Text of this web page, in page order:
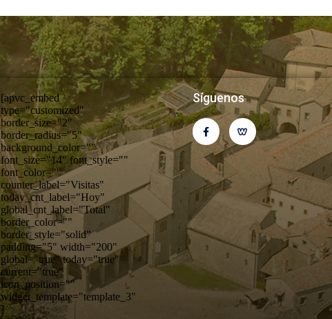
[apvc_embed
type="customized"
border_size="2"
border_radius="5"
background_color=""
font_size="14" font_style=""
font_color=""
counter_label="Visitas"
today_cnt_label="Hoy"
global_cnt_label="Total"
border_color=""
border_style="solid"
padding="5" width="200"
global="true" today="true"
current="true"
icon_position=""
widget_template="template_3"
]
Síguenos